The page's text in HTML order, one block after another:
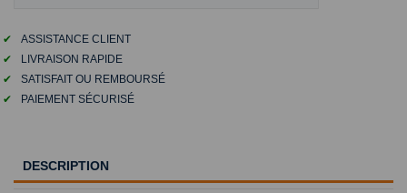
✔
ASSISTANCE CLIENT
✔
LIVRAISON RAPIDE
✔
SATISFAIT OU REMBOURSÉ
✔
PAIEMENT SÉCURISÉ
DESCRIPTION